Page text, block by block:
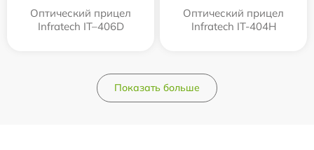
Оптический прицел
Infratech IT–406D
Оптический прицел
Infratech IT-404H
Показать больше